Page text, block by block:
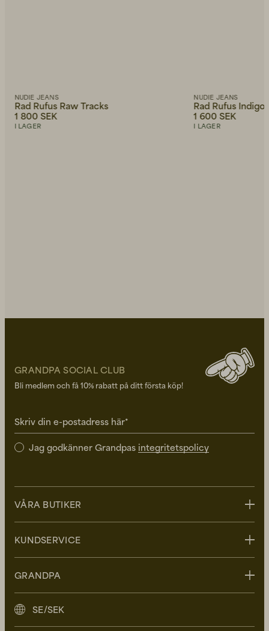
NUDIE JEANS
Rad Rufus Raw Tracks
1 800 SEK
I LAGER
NUDIE JEANS
Rad Rufus Indigo
1 600 SEK
I LAGER
GRANDPA SOCIAL CLUB
Bli medlem och få 10% rabatt på ditt första köp!
Skriv din e-postadress här*
Jag godkänner Grandpas integritetspolicy
VÅRA BUTIKER
Uppsala
Malmö
KUNDSERVICE
FAQ - Vanliga frågor
Retur
GRANDPA
Grandpa Social Club
SE/SEK